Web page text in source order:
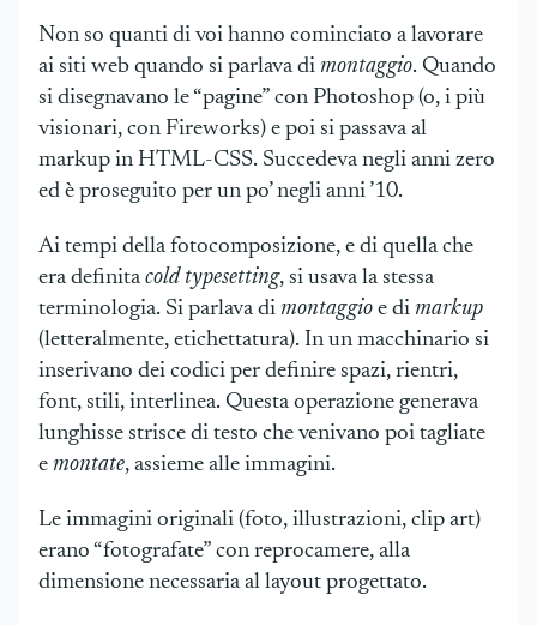
Non so quanti di voi hanno cominciato a lavorare
ai siti web quando si parlava di montaggio. Quando
si disegnavano le “pagine” con Photoshop (o, i più
visionari, con Fireworks) e poi si passava al
markup in HTML-CSS. Succedeva negli anni zero
ed è proseguito per un po’ negli anni ’10.
Ai tempi della fotocomposizione, e di quella che
era definitacold typesetting, si usava la stessa
terminologia. Si parlava di montaggio e di markup
(letteralmente, etichettatura). In un macchinario si
inserivano dei codici per definire spazi, rientri,
font, stili, interlinea. Questa operazione generava
lunghisse strisce di testo che venivano poi tagliate
e montate, assieme alle immagini.
Le immagini originali (foto, illustrazioni, clip art)
erano “fotografate” con reprocamere, alla
dimensione necessaria al layout progettato.